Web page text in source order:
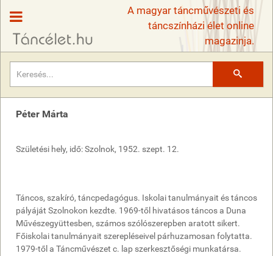
A magyar táncművészeti és
táncszínházi élet online
magazinja.
Péter Márta
Születési hely, idő: Szolnok, 1952. szept. 12.
Táncos, szakíró, táncpedagógus. Iskolai tanulmányait és táncos
pályáját Szolnokon kezdte. 1969-től hivatásos táncos a Duna
Művészegyüttesben, számos szólószerepben aratott sikert.
Főiskolai tanulmányait szerepléseivel párhuzamosan folytatta.
1979-től a Táncművészet c. lap szerkesztőségi munkatársa.